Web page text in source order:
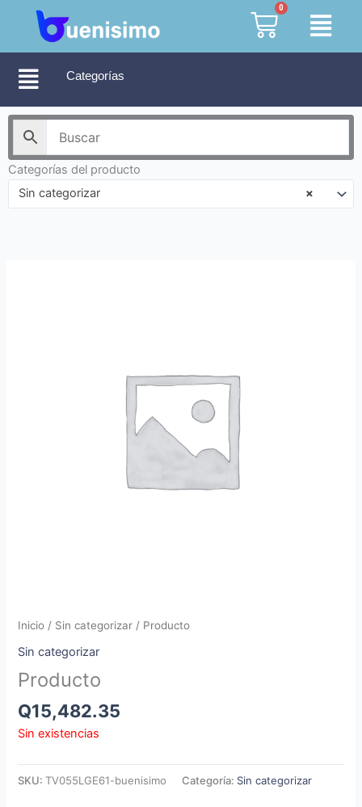
contenido
0
Cart
Categorías
Categorías del producto
×
Sin categorizar
Inicio / Sin categorizar / Producto
Sin categorizar
Producto
Q15,482.35
Sin existencias
SKU:TV055LGE61-buenisimo Categoría: Sin categorizar